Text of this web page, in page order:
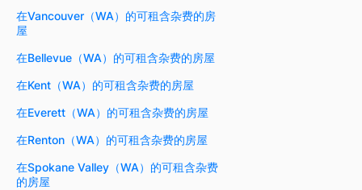
在Vancouver（WA）的可租含杂费的房
屋
在Bellevue（WA）的可租含杂费的房屋
在Kent（WA）的可租含杂费的房屋
在Everett（WA）的可租含杂费的房屋
在Renton（WA）的可租含杂费的房屋
在Spokane Valley（WA）的可租含杂费
的房屋